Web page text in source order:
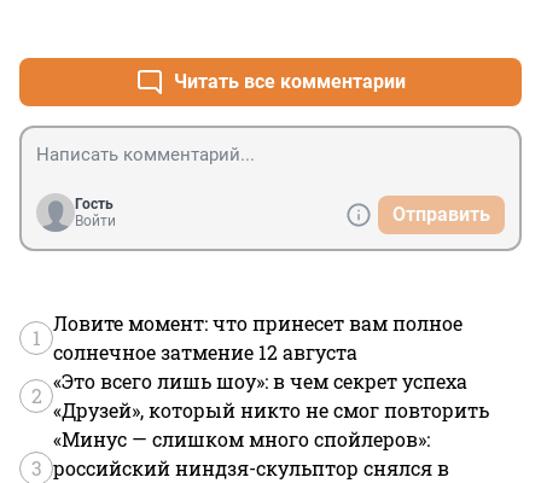
Читать все комментарии
Гость
Войти
Отправить
1
Ловите момент: что принесет вам полное
солнечное затмение 12 августа
2
«Это всего лишь шоу»: в чем секрет успеха
«Друзей», который никто не смог повторить
3
«Минус — слишком много спойлеров»:
российский ниндзя-скульптор снялся в